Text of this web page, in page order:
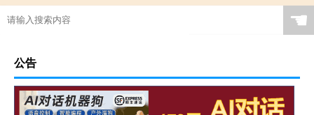
茶几桌客厅京东自营岩板
瓷砖岩板能打磨吗吗
特别的岩板图案是什么
怎么区分岩石岩板的好坏
岩板茶几会变色吗吗
贵阳鱼肚金岩板茶几价格
浙江黑色的岩板叫什么
☚
公告